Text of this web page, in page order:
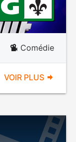
Comédie
VOIR PLUS